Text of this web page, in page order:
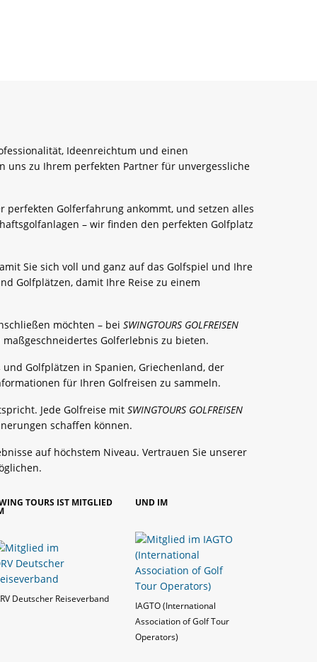
Ideenreichtum und einen
uns zu Ihrem perfekten Partner für unvergessliche
perfekten Golferfahrung ankommt, und setzen alles
– wir finden den perfekten Golfplatz
Sie sich voll und ganz auf das Golfspiel und Ihre
Golfplätzen, damit Ihre Reise zu einem
möchten – beiSWINGTOURS GOLFREISEN
Golferlebnis zu bieten.
Golfplätzen in Spanien, Griechenland, der
für Ihren Golfreisen zu sammeln.
Jede Golfreise mitSWINGTOURS GOLFREISEN
schaffen können.
auf höchstem Niveau. Vertrauen Sie unserer
TOURS IST MITGLIED
Deutscher Reiseverband
UND IM
IAGTO (International
Association of Golf Tour
Operators)